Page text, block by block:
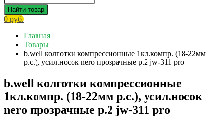
Найти товар
0 руб.
Главная
Товары
b.well колготки компрессионные 1кл.компр. (18-22мм
р.с.), усил.носок nero прозрачные р.2 jw-311 pro
b.well колготки компрессионные
1кл.компр. (18-22мм р.с.), усил.носок
nero прозрачные р.2 jw-311 pro